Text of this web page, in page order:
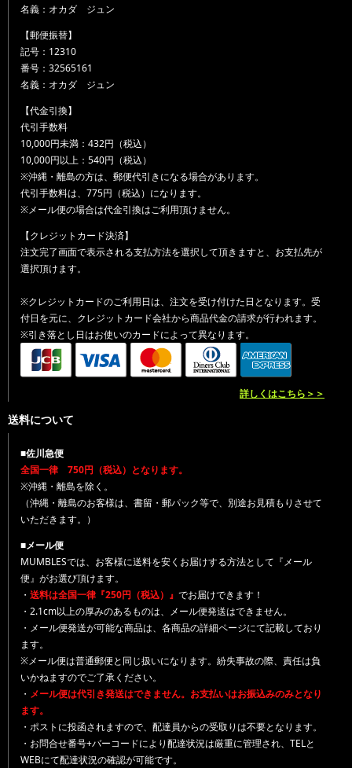
名義：オカダ ジュン
【郵便振替】
記号：12310
番号：32565161
名義：オカダ ジュン
【代金引換】
代引手数料
10,000円未満：432円（税込）
10,000円以上：540円（税込）
※沖縄・離島の方は、郵便代引きになる場合があります。
代引手数料は、775円（税込）になります。
※メール便の場合は代金引換はご利用頂けません。
【クレジットカード決済】
注文完了画面で表示される支払方法を選択して頂きますと、お支払先が
選択頂けます。
※クレジットカードのご利用日は、注文を受け付けた日となります。受
付日を元に、クレジットカード会社から商品代金の請求が行われます。
※引き落とし日はお使いのカードによって異なります。
詳しくはこちら＞＞
送料について
■佐川急便
全国一律 750円（税込）となります。
※沖縄・離島を除く。
（沖縄・離島のお客様は、書留・郵パック等で、別途お見積もりさせて
いただきます。）
■メール便
MUMBLESでは、お客様に送料を安くお届けする方法として『メール
便』がお選び頂けます。
・ 送料は全国一律『250円（税込）』 でお届けできます！
・2.1cm以上の厚みのあるものは、メール便発送はできません。
・メール便発送が可能な商品は、各商品の詳細ページにて記載しており
ます。
※メール便は普通郵便と同じ扱いになります。紛失事故の際、責任は負
いかねますのでご了承ください。
・ メール便は代引き発送はできません。お支払いはお振込みのみとなり
ます。
・ポストに投函されますので、配達員からの受取りは不要となります。
・お問合せ番号+バーコードにより配達状況は厳重に管理され、TELと
WEBにて配達状況の確認が可能です。